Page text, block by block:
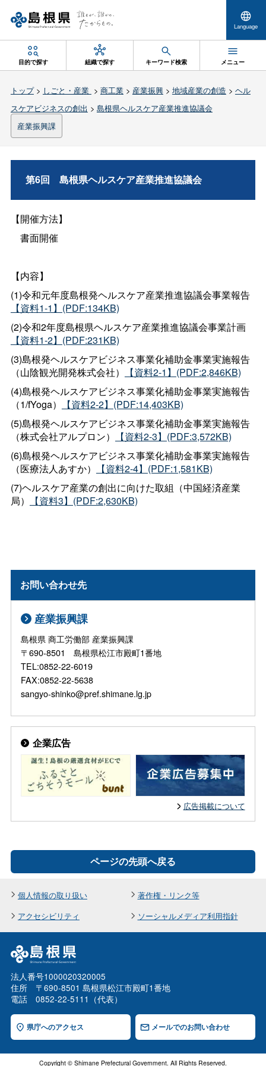
Language
目的で探す 組織で探す キーワード検索 メニュー
トップ> しごと・産業 > 商工業> 産業振興> 地域産業の創造 > ヘル
スケアビジネスの創出 > 島根県ヘルスケア産業推進協議会
産業振興課
第6回 島根県ヘルスケア産業推進協議会
【開催方法】
書面開催
【内容】
(1)令和元年度島根発ヘルスケア産業推進協議会事業報告
【資料1-1】(PDF:134KB)
(2)令和2年度島根県ヘルスケア産業推進協議会事業計画
【資料1-2】(PDF:231KB)
(3)島根発ヘルスケアビジネス事業化補助金事業実施報告
（山陰観光開発株式会社）
【資料2-1】(PDF:2,846KB)
(4)島根発ヘルスケアビジネス事業化補助金事業実施報告
（1/fYoga）
【資料2-2】(PDF:14,403KB)
(5)島根発ヘルスケアビジネス事業化補助金事業実施報告
（株式会社アルプロン）
【資料2-3】(PDF:3,572KB)
(6)島根発ヘルスケアビジネス事業化補助金事業実施報告
（医療法人あすか）
【資料2-4】(PDF:1,581KB)
(7)ヘルスケア産業の創出に向けた取組（中国経済産業
局）
【資料3】(PDF:2,630KB)
お問い合わせ先
産業振興課
島根県 商工労働部 産業振興課
〒690-8501 島根県松江市殿町1番地
TEL:0852-22-6019
FAX:0852-22-5638
sangyo-shinko@pref.shimane.lg.jp
企業広告
広告掲載について
ページの先頭へ戻る
個人情報の取り扱い
著作権・リンク等
アクセシビリティ
ソーシャルメディア利用指針
法人番号1000020320005
住所 〒690-8501 島根県松江市殿町1番地
電話 0852-22-5111（代表）
県庁へのアクセス メールでのお問い合わせ
Copyright © Shimane Prefectural Government. All Rights Reserved.